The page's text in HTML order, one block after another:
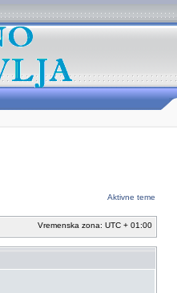
Aktivne teme
Vremenska zona: UTC + 01:00